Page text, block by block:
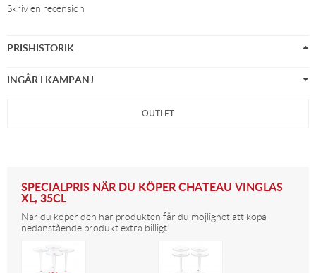
Skriv en recension
PRISHISTORIK
INGÅR I KAMPANJ
OUTLET
SPECIALPRIS NÄR DU KÖPER CHATEAU VINGLAS
XL, 35CL
När du köper den här produkten får du möjlighet att köpa
nedanstående produkt extra billigt!